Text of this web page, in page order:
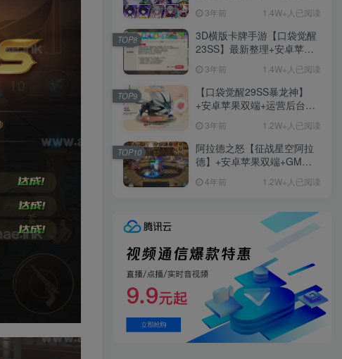
ID+详细指令+极简一键修改
3年前 1.4W+人已阅读
3D横版卡牌手游【口袋觉醒
23SS】最新整理+安卓苹果
细搭建教程
3年前 1.4W+人已阅读
TOP8
【口袋觉醒29SS暴龙神】
+安卓苹果双端+运营后台
端 3年前 1.2W+人已阅读
TOP9
阿拉德之怒【征战星空阿拉
德】+安卓苹果双端+GM授
+详细教程
4年前 1.2W+人已阅读
TOP10